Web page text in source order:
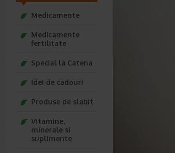
Medicamente
Medicamente
fertilitate
Special la Catena
Idei de cadouri
Produse de slabit
Vitamine,
minerale si
suplimente